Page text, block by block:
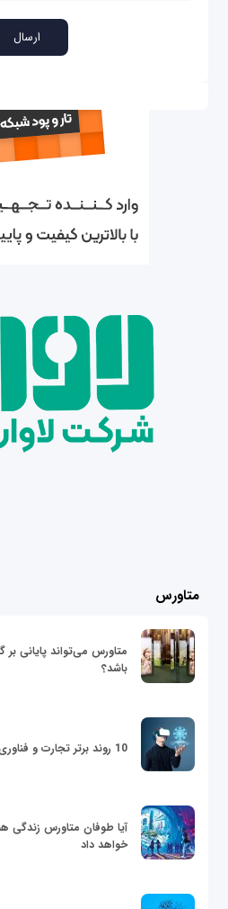
متاورس
متاورس می‌تواند پایانی
باشد؟
10 روند برتر تجارت و فناوری در سال 2022
آیا طوفان متاورس زندگی
خواهد داد